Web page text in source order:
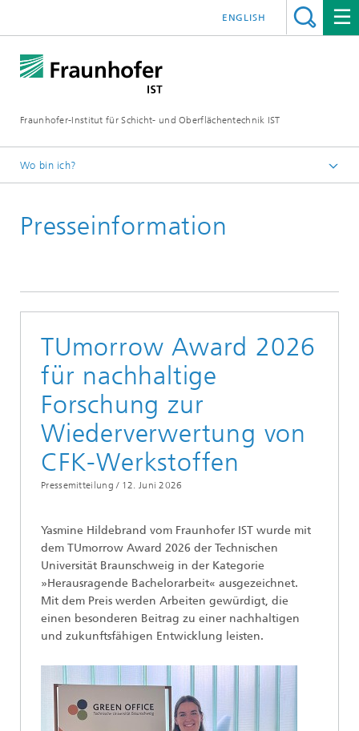
Fraunhofer-Institut für Schicht- und Oberflächentechnik IST
ENGLISH
Wo bin ich?
Presse | Publikationen
Presseinformation
TUmorrow Award 2026
für nachhaltige
Forschung zur
Wiederverwertung von
CFK-Werkstoffen
Pressemitteilung / 12. Juni 2026
Yasmine Hildebrand vom Fraunhofer IST wurde mit
dem TUmorrow Award 2026 der Technischen
Universität Braunschweig in der Kategorie
»Herausragende Bachelorarbeit« ausgezeichnet.
Mit dem Preis werden Arbeiten gewürdigt, die
einen besonderen Beitrag zu einer nachhaltigen
und zukunftsfähigen Entwicklung leisten.